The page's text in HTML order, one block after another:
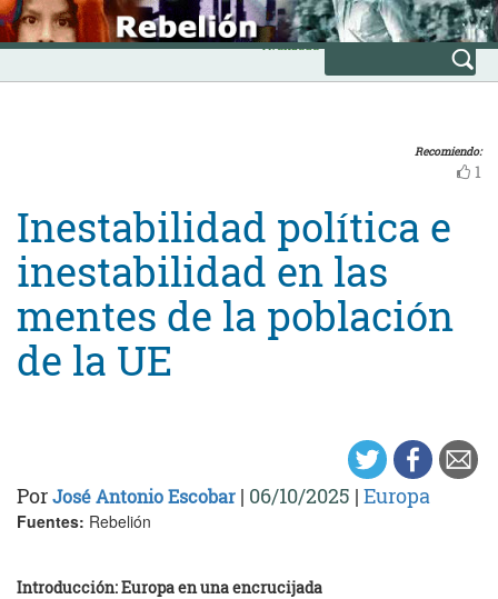
Skip
to
content
INICIO
Avanzada
Recomiendo:
1
Inestabilidad política e
inestabilidad en las
mentes de la población
de la UE
PorJosé Antonio Escobar | 06/10/2025 | Europa
Fuentes: Rebelión
Introducción: Europa en una encrucijada